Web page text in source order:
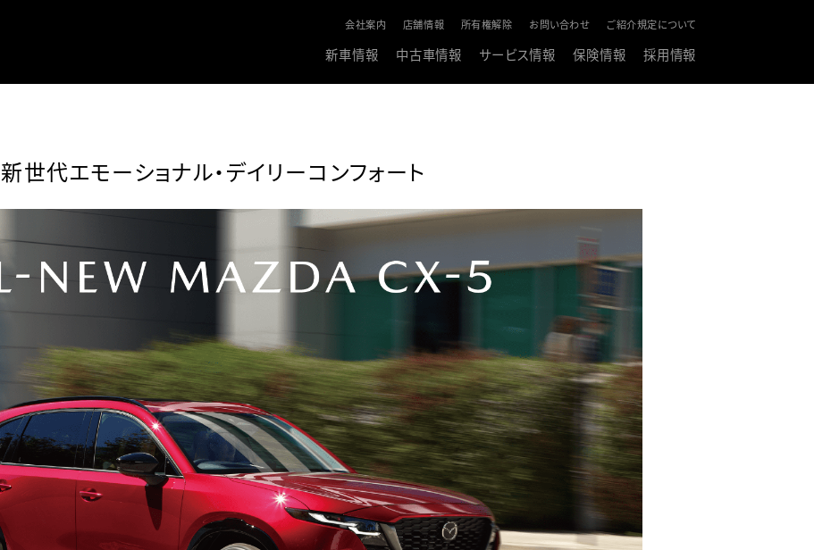
会社案内 店舗情報 所有権解除 お問い合わせ ご紹介規定について
新車情報 中古車情報 サービス情報 保険情報 採用情報
新世代エモーショナル・デイリーコンフォート